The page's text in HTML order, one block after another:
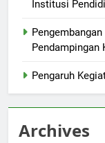
Institusi
Pendampingan
Pengaruh
Archives